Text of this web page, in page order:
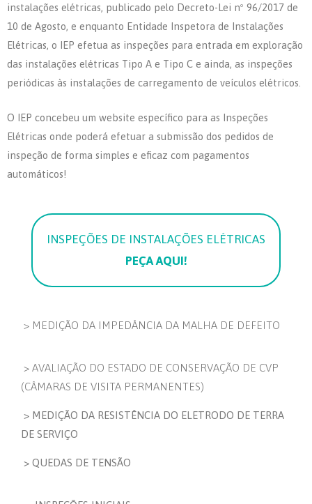
instalações elétricas, publicado pelo Decreto-Lei nº 96/2017 de
10 de Agosto, e enquanto Entidade Inspetora de Instalações
Elétricas, o IEP efetua as inspeções para entrada em exploração
das instalações elétricas Tipo A e Tipo C e ainda, as inspeções
periódicas às instalações de carregamento de veículos elétricos.
O IEP concebeu um website específico para as Inspeções
Elétricas onde poderá efetuar a submissão dos pedidos de
inspeção de forma simples e eficaz com pagamentos
automáticos!
INSPEÇÕES DE INSTALAÇÕES ELÉTRICAS
PEÇA AQUI!
> MEDIÇÃO DA IMPEDÂNCIA DA MALHA DE DEFEITO
> AVALIAÇÃO DO ESTADO DE CONSERVAÇÃO DE CVP
(CÂMARAS DE VISITA PERMANENTES)
> MEDIÇÃO DA RESISTÊNCIA DO ELETRODO DE TERRA
DE SERVIÇO
> QUEDAS DE TENSÃO